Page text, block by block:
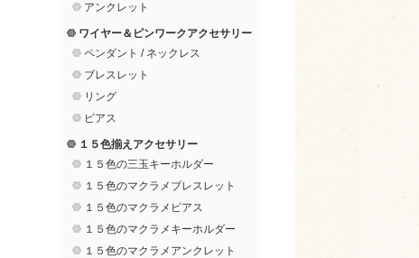
アンクレット
ワイヤー＆ピンワークアクセサリー
ペンダント / ネックレス
ブレスレット
リング
ピアス
１５色揃えアクセサリー
１５色の三玉キーホルダー
１５色のマクラメブレスレット
１５色のマクラメピアス
１５色のマクラメキーホルダー
１５色のマクラメアンクレット